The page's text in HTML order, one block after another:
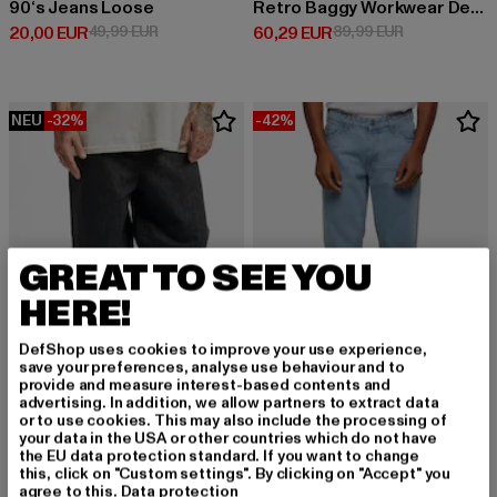
90‘s Jeans Loose
20,00 EUR
Derzeitiger Preis: 20,00 EUR
49,99 EURAktionspreis: 49,99 EUR
Retro Baggy Workwear Denim Loose Fit
60,29 EUR
Derzeitiger Preis: 60,29 EUR
89,99 EURAktionspreis:
NEU -32%
URBAN CLASSICS
90‘s
33,99 EUR
Derzeitiger Preis: 33,99 EUR
49,99 EURAktionspreis: 49,99 EUR
-42%
URBAN CLASSICS
Heavy Ounce
28,99 EUR
Derzeitiger Preis: 28,99 EUR
49,99 EURAktionspreis:
GREAT TO SEE YOU
HERE!
DefShop uses cookies to improve your use experience,
save your preferences, analyse use behaviour and to
provide and measure interest-based contents and
advertising. In addition, we allow partners to extract data
or to use cookies. This may also include the processing of
your data in the USA or other countries which do not have
the EU data protection standard. If you want to change
this, click on "Custom settings". By clicking on "Accept" you
agree to this. Data protection